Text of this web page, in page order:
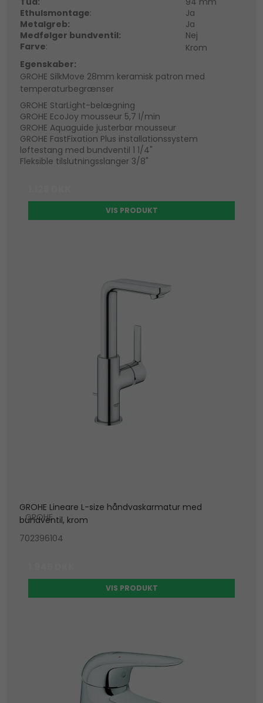
Ethulsmontage:
Ja
Metalgreb:
Ja
Medfølger bundventil:
Nej
Farve:
Krom
Egenskaber:
GROHE SilkMove 28mm keramisk patron med
temperaturbegrænser
GROHE StarLight-belægning
GROHE EcoJoy mousseur 5,7 l/min
GROHE Aquaguide justerbar mousseur
GROHE FastFixation Plus installationssystem
løftestang med bundventil 1 1/4"
Fleksible tilslutningsslanger 3/8"
VIS PRODUKT
GROHE Lineare L-size håndvaskarmatur med
bundventil, krom
GROHE
702396104
VIS PRODUKT